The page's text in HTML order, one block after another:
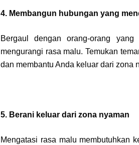
4. Membangun hubungan yang
Bergaul dengan orang-orang
mengurangi rasa malu. Temukan
dan membantu Anda keluar dari zona
5. Berani keluar dari zona nyaman
Mengatasi rasa malu membutuhkan